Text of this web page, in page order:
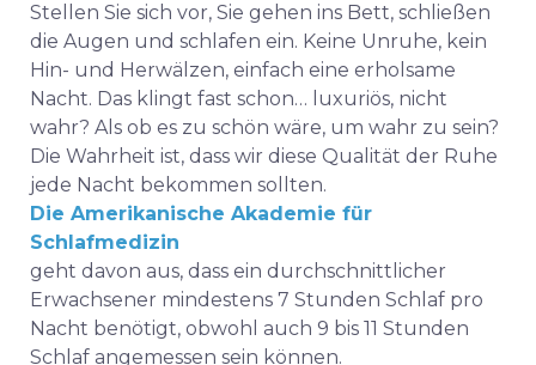
Stellen Sie sich vor, Sie gehen ins Bett, schließen
die Augen und schlafen ein. Keine Unruhe, kein
Hin- und Herwälzen, einfach eine erholsame
Nacht. Das klingt fast schon… luxuriös, nicht
wahr? Als ob es zu schön wäre, um wahr zu sein?
Die Wahrheit ist, dass wir diese Qualität der Ruhe
jede Nacht bekommen sollten.
Die Amerikanische Akademie für
Schlafmedizin
geht davon aus, dass ein durchschnittlicher
Erwachsener mindestens 7 Stunden Schlaf pro
Nacht benötigt, obwohl auch 9 bis 11 Stunden
Schlaf angemessen sein können.